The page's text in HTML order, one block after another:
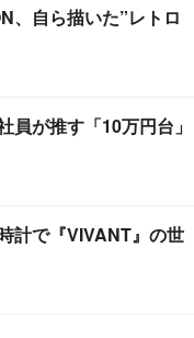
自ら描いた”レトロ
員が推す「10万円台」
計で『VIVANT』の世